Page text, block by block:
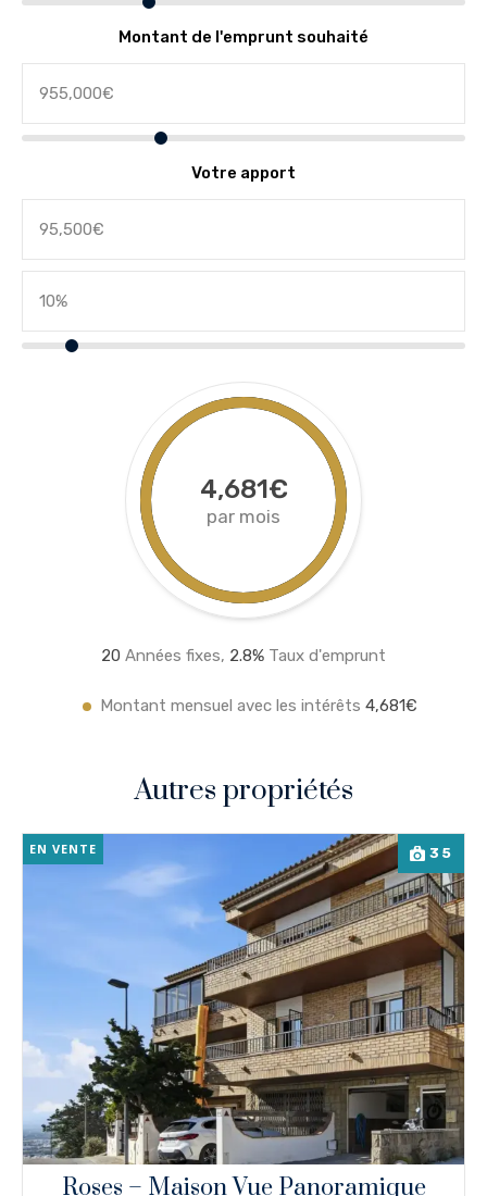
Montant de l'emprunt souhaité
Votre apport
4,681€
par mois
20 Années fixes, 2.8% Taux d'emprunt
Montant mensuel avec les intérêts 4,681€
Autres propriétés
35
EN VENTE
Roses – Maison Vue Panoramique